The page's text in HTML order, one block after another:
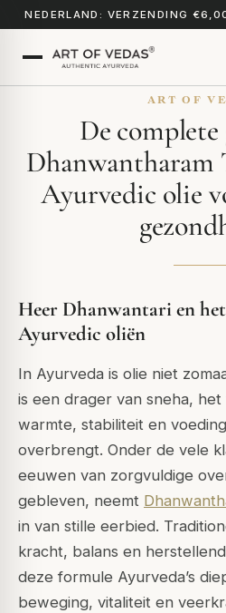
NEDERLAND: VERZENDING
ART OF
De
Dhanwantharam
Ayurvedic olie
Heer Dhanwantari en
Ayurvedic oliën
In Ayurveda is olie niet
is een drager van sneha, het
warmte, stabiliteit en
overbrengt. Onder de vele
eeuwen van zorgvuldige
gebleven, neemt
in van stille eerbied.
kracht, balans en
deze formule Ayurveda’s
beweging, vitaliteit en